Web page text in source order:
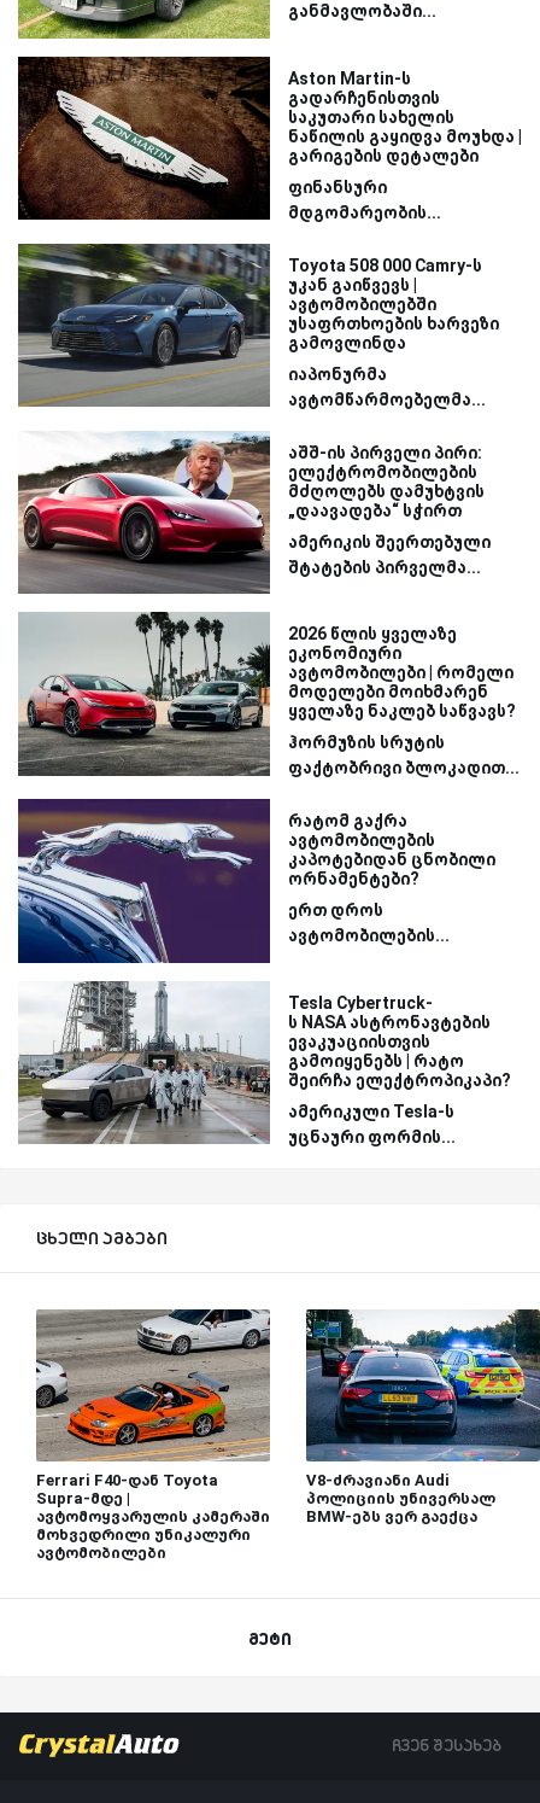
განმავლობაში...
Aston Martin-ს
გადარჩენისთვის
საკუთარი სახელის
ნაწილის გაყიდვა მოუხდა |
გარიგების დეტალები
ფინანსური
მდგომარეობის...
Toyota 508 000 Camry-ს
უკან გაიწვევს |
ავტომობილებში
უსაფრთხოების ხარვეზი
გამოვლინდა
იაპონურმა
ავტომწარმოებელმა...
აშშ-ის პირველი პირი:
ელექტრომობილების
მძღოლებს დამუხტვის
„დაავადება“ სჭირთ
ამერიკის შეერთებული
შტატების პირველმა...
2026 წლის ყველაზე
ეკონომიური
ავტომობილები | რომელი
მოდელები მოიხმარენ
ყველაზე ნაკლებ საწვავს?
ჰორმუზის სრუტის
ფაქტობრივი ბლოკადით...
რატომ გაქრა
ავტომობილების
კაპოტებიდან ცნობილი
ორნამენტები?
ერთ დროს
ავტომობილების...
Tesla Cybertruck-
ს NASA ასტრონავტების
ევაკუაციისთვის
გამოიყენებს | რატო
შეირჩა ელექტროპიკაპი?
ამერიკული Tesla-ს
უცნაური ფორმის...
ცხელი ამბები
Ferrari F40-დან Toyota
Supra-მდე |
ავტომოყვარულის კამერაში
მოხვედრილი უნიკალური
ავტომობილები
V8-ძრავიანი Audi
პოლიციის უნივერსალ
BMW-ებს ვერ გაექცა
მეტი
ჩვენ შესახებ